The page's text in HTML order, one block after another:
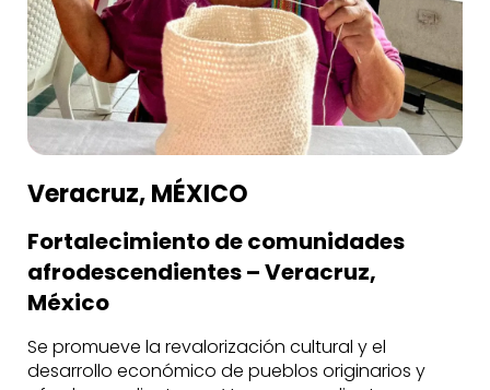
Veracruz, MÉXICO
Fortalecimiento de comunidades
afrodescendientes – Veracruz,
México
Se promueve la revalorización cultural y el
desarrollo económico de pueblos originarios y